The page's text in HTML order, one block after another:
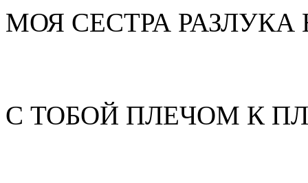
МОЯ СЕСТРА
С ТОБОЙ ПЛЕЧОМ К